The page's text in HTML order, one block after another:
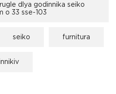
dlya godinnika seiko
o 33 sse-103
seiko furnitura